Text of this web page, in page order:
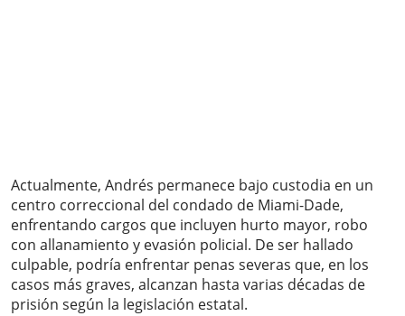
Actualmente, Andrés permanece bajo custodia en un
centro correccional del condado de Miami-Dade,
enfrentando cargos que incluyen hurto mayor, robo
con allanamiento y evasión policial. De ser hallado
culpable, podría enfrentar penas severas que, en los
casos más graves, alcanzan hasta varias décadas de
prisión según la legislación estatal.